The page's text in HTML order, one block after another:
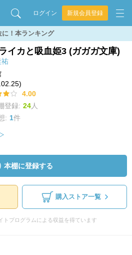
ログイン 新規会員登録
に！本ランキング
イカと吸血姫3 (ガガガ文庫)
祐
4.00
登録: 24人
: 1件
本棚に登録する
購入ストア一覧
トプログラムによる収益を得ています